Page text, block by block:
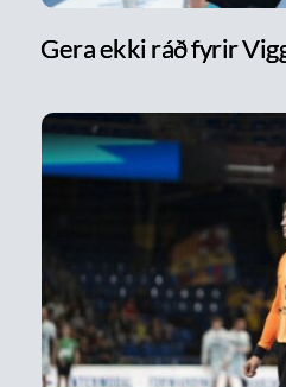
Gera ekki ráð fyrir